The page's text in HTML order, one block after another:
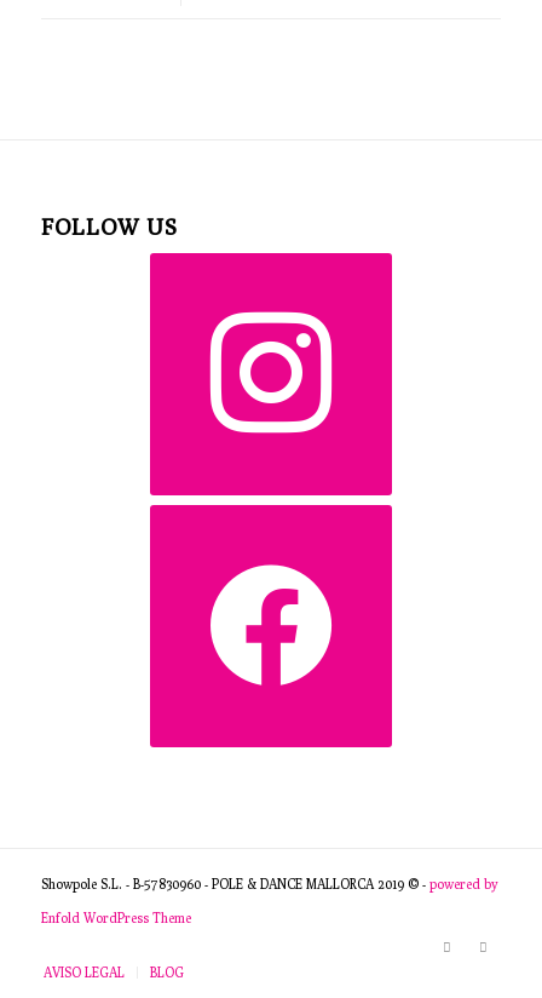
FOLLOW US
Showpole S.L. - B-57830960 - POLE & DANCE MALLORCA 2019 © - powered by
Enfold WordPress Theme
AVISO LEGAL BLOG